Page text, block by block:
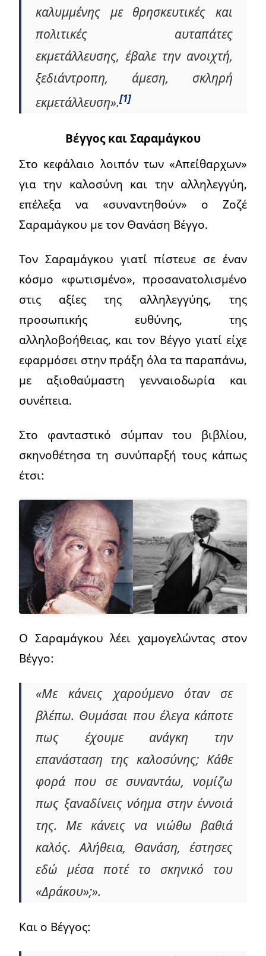
καλυμμένης με θρησκευτικές και
πολιτικές αυταπάτες
εκμετάλλευσης, έβαλε την ανοιχτή,
ξεδιάντροπη, άμεση, σκληρή
εκμετάλλευση».[1]
Βέγγος και Σαραμάγκου
Στο κεφάλαιο λοιπόν των «Απείθαρχων»
για την καλοσύνη και την αλληλεγγύη,
επέλεξα να «συναντηθούν» ο Ζοζέ
Σαραμάγκου με τον Θανάση Βέγγο.
Τον Σαραμάγκου γιατί πίστευε σε έναν
κόσμο «φωτισμένο», προσανατολισμένο
στις αξίες της αλληλεγγύης, της
προσωπικής ευθύνης, της
αλληλοβοήθειας, και τον Βέγγο γιατί είχε
εφαρμόσει στην πράξη όλα τα παραπάνω,
με αξιοθαύμαστη γενναιοδωρία και
συνέπεια.
Στο φανταστικό σύμπαν του βιβλίου,
σκηνοθέτησα τη συνύπαρξή τους κάπως
έτσι:
Ο Σαραμάγκου λέει χαμογελώντας στον
Βέγγο:
«Με κάνεις χαρούμενο όταν σε
βλέπω. Θυμάσαι που έλεγα κάποτε
πως έχουμε ανάγκη την
επανάσταση της καλοσύνης; Κάθε
φορά που σε συναντάω, νομίζω
πως ξαναδίνεις νόημα στην έννοιά
της. Με κάνεις να νιώθω βαθιά
καλός. Αλήθεια, Θανάση, έστησες
εδώ μέσα ποτέ το σκηνικό του
«Δράκου»;».
Και ο Βέγγος: